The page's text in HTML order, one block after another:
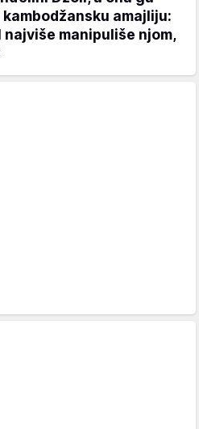
amajliju:
najviše manipuliše njom,